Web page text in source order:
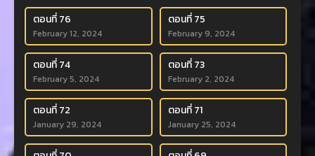
ตอนที่ 76
February 12, 2024
ตอนที่ 75
February 9, 2024
ตอนที่ 74
February 5, 2024
ตอนที่ 73
February 2, 2024
ตอนที่ 72
January 29, 2024
ตอนที่ 71
January 25, 2024